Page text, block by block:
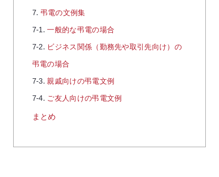
弔電の文例集
一般的な弔電の場合
ビジネス関係（勤務先や取引先向け）の
弔電の場合
親戚向けの弔電文例
ご友人向けの弔電文例
まとめ